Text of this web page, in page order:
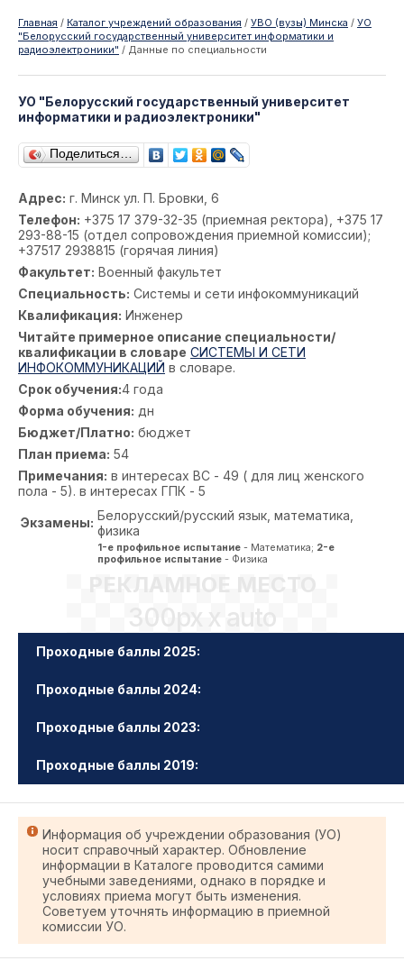
Главная / Каталог учреждений образования / УВО (вузы) Минска / УО
"Белорусский государственный университет информатики и
радиоэлектроники" / Данные по специальности
УО "Белорусский государственный университет
информатики и радиоэлектроники"
Поделиться…
Адрес: г. Минск ул. П. Бровки, 6
Телефон: +375 17 379-32-35 (приемная ректора), +375 17
293-88-15 (отдел сопровождения приемной комиссии);
+37517 2938815 (горячая линия)
Факультет: Военный факультет
Специальность: Системы и сети инфокоммуникаций
Квалификация: Инженер
Читайте примерное описание специальности/
квалификации в словаре СИСТЕМЫ И СЕТИ
ИНФОКОММУНИКАЦИЙ в словаре.
Срок обучения:4 года
Форма обучения: дн
Бюджет/Платно: бюджет
План приема: 54
Примечания: в интересах ВС - 49 ( для лиц женского
пола - 5). в интересах ГПК - 5
Экзамены: Белорусский/русский язык, математика,
физика
1-е профильное испытание - Математика; 2-е
профильное испытание - Физика
РЕКЛАМНОЕ МЕСТО
300px x auto
Проходные баллы 2025:
Проходные баллы 2024:
Проходные баллы 2023:
Проходные баллы 2019:
Информация об учреждении образования (УО)
носит справочный характер. Обновление
информации в Каталоге проводится самими
учебными заведениями, однако в порядке и
условиях приема могут быть изменения.
Советуем уточнять информацию в приемной
комиссии УО.